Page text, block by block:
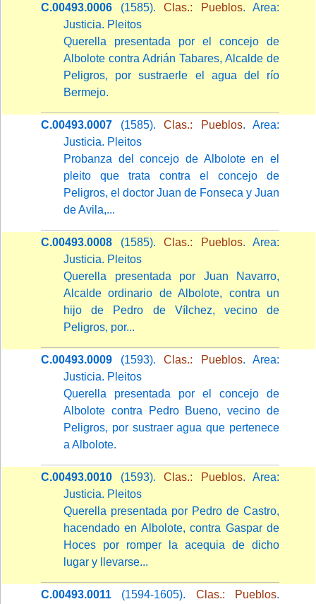
C.00493.0006 (1585). Clas.: Pueblos. Area:
Justicia. Pleitos
Querella presentada por el concejo de
Albolote contra Adrián Tabares, Alcalde de
Peligros, por sustraerle el agua del río
Bermejo.
C.00493.0007 (1585). Clas.: Pueblos. Area:
Justicia. Pleitos
Probanza del concejo de Albolote en el
pleito que trata contra el concejo de
Peligros, el doctor Juan de Fonseca y Juan
de Avila,...
C.00493.0008 (1585). Clas.: Pueblos. Area:
Justicia. Pleitos
Querella presentada por Juan Navarro,
Alcalde ordinario de Albolote, contra un
hijo de Pedro de Vílchez, vecino de
Peligros, por...
C.00493.0009 (1593). Clas.: Pueblos. Area:
Justicia. Pleitos
Querella presentada por el concejo de
Albolote contra Pedro Bueno, vecino de
Peligros, por sustraer agua que pertenece
a Albolote.
C.00493.0010 (1593). Clas.: Pueblos. Area:
Justicia. Pleitos
Querella presentada por Pedro de Castro,
hacendado en Albolote, contra Gaspar de
Hoces por romper la acequia de dicho
lugar y llevarse...
C.00493.0011 (1594-1605). Clas.: Pueblos.